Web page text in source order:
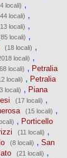
locali) ,
locali) ,
locali) ,
locali) ,
(18 locali) ,
locali) ,
locali) , Petralia
locali) , Petralia
locali) , Piana
(17 locali) ,
(15 locali) ,
, Porticello
(11 locali) ,
(8 locali) , San
(21 locali) ,